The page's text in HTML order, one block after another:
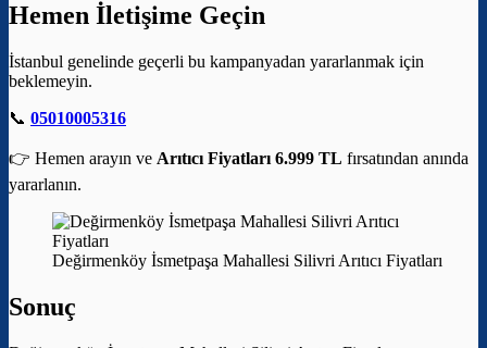
Hemen İletişime Geçin
İstanbul genelinde geçerli bu kampanyadan yararlanmak için
beklemeyin.
📞 05010005316
👉 Hemen arayın ve Arıtıcı Fiyatları 6.999 TL fırsatından anında
yararlanın.
Değirmenköy İsmetpaşa Mahallesi Silivri Arıtıcı Fiyatları
Sonuç